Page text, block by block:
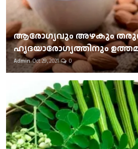
ആരോഗ്യവും അഴകും
ഹൃദയാരോഗ്യത്തിനും
Admin Oct 29, 2021 0